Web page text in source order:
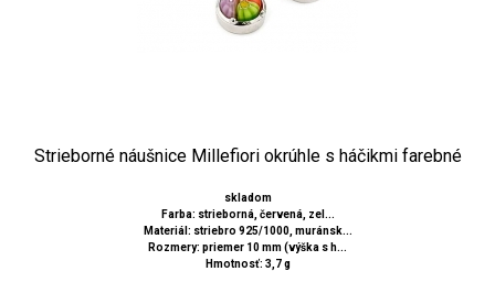
Strieborné náušnice Millefiori okrúhle s háčikmi farebné
skladom
Farba: strieborná, červená, zel...
Materiál: striebro 925/1000, muránsk...
Rozmery: priemer 10 mm (výška s h...
Hmotnosť: 3,7 g